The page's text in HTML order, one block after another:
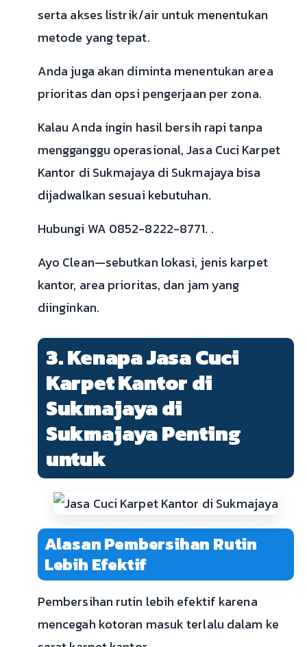
serta akses listrik/air untuk menentukan
metode yang tepat.
Anda juga akan diminta menentukan area
prioritas dan opsi pengerjaan per zona.
Kalau Anda ingin hasil bersih rapi tanpa
mengganggu operasional, Jasa Cuci Karpet
Kantor di Sukmajaya di Sukmajaya bisa
dijadwalkan sesuai kebutuhan.
Hubungi WA 0852-8222-8771. .
Ayo Clean—sebutkan lokasi, jenis karpet
kantor, area prioritas, dan jam yang
diinginkan.
3. Kenapa Jasa Cuci
Karpet Kantor di
Sukmajaya di
Sukmajaya Penting
untuk
Alasan Pembersihan Rutin
Lebih Efektif
Pembersihan rutin lebih efektif karena
mencegah kotoran masuk terlalu dalam ke